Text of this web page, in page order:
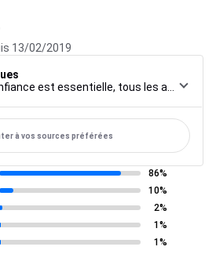
13/02/2019
à vos sources préférées
86%
10%
2%
1%
1%